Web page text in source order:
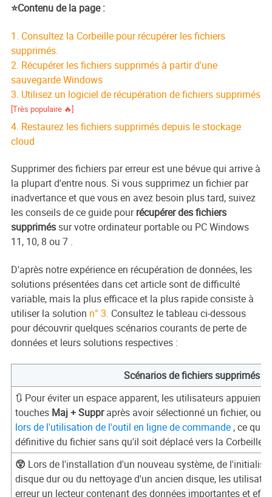
⭐Contenu de la page :
1. Consultez la Corbeille pour récupérer les fichiers
supprimés.
2. Récupérer les fichiers supprimés à partir d'une
sauvegarde Windows
3. Utilisez un logiciel de récupération de fichiers supprimés
[Très populaire 🔥]
4. Restaurez les fichiers supprimés depuis le stockage
cloud
Supprimer des fichiers par erreur est une bévue qui arrive à
la plupart d'entre nous. Si vous supprimez un fichier par
inadvertance et que vous en avez besoin plus tard, suivez
les conseils de ce guide pourrécupérer des fichiers
suppriméssur votre ordinateur portable ou PC Windows
11, 10, 8 ou 7.
D'après notre expérience en récupération de données, les
solutions présentées dans cet article sont de difficulté
variable, mais la plus efficace et la plus rapide consiste à
utiliser la solution n° 3. Consultez le tableau ci-dessous
pour découvrir quelques scénarios courants de perte de
données et leurs solutions respectives :
Scénarios de fichiers supprimés
🔃 Pour éviter un espace apparent, les utilisateurs appuient
touches Maj + Suppraprès avoir sélectionné un fichier, ou
lors de l'utilisation de l'outil en ligne de commande, ce qui
définitive du fichier sans qu'il soit déplacé vers la Corbeille.
😲 Lors de l'installation d'un nouveau système, de
disque dur ou du nettoyage d'un ancien disque, les
erreur un lecteur contenant des données importantes et